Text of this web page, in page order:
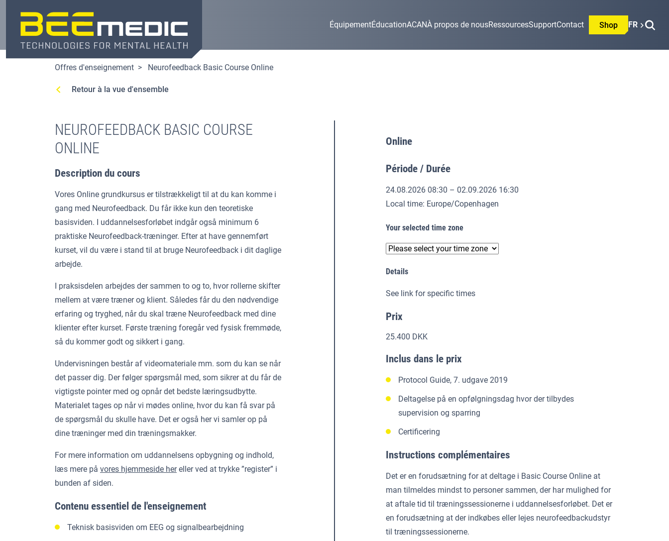
content
ÉquipementÉducationACANÀ propos de nousRessourcesSupportContact Shop FR
Offres d'enseignement Neurofeedback Basic Course Online
Retour à la vue d'ensemble
NEUROFEEDBACK BASIC COURSE
ONLINE
Description du cours
Vores Online grundkursus er tilstrækkeligt til at du kan komme i
gang med Neurofeedback. Du får ikke kun den teoretiske
basisviden. I uddannelsesforløbet indgår også minimum 6
praktiske Neurofeedback-træninger. Efter at have gennemført
kurset, vil du være i stand til at bruge Neurofeedback i dit daglige
arbejde.
I praksisdelen arbejdes der sammen to og to, hvor rollerne skifter
mellem at være træner og klient. Således får du den nødvendige
erfaring og tryghed, når du skal træne Neurofeedback med dine
klienter efter kurset. Første træning foregår ved fysisk fremmøde,
så du kommer godt og sikkert i gang.
Undervisningen består af videomateriale mm. som du kan se når
det passer dig. Der følger spørgsmål med, som sikrer at du får de
vigtigste pointer med og opnår det bedste læringsudbytte.
Materialet tages op når vi mødes online, hvor du kan få svar på
de spørgsmål du skulle have. Det er også her vi samler op på
dine træninger med din træningsmakker.
For mere information om uddannelsens opbygning og indhold,
læs mere på vores hjemmeside hereller ved at trykke ”register” i
bunden af siden.
Contenu essentiel de l'enseignement
Teknisk basisviden om EEG og signalbearbejdning
Online
Période / Durée
24.08.2026 08:30 – 02.09.2026 16:30
Local time: Europe/Copenhagen
Your selected time zone
Details
See link for specific times
Prix
25.400 DKK
Inclus dans le prix
Protocol Guide, 7. udgave 2019
Deltagelse på en opfølgningsdag hvor der tilbydes
supervision og sparring
Certificering
Instructions complémentaires
Det er en forudsætning for at deltage i Basic Course Online at
man tilmeldes mindst to personer sammen, der har mulighed for
at aftale tid til træningssessionerne i uddannelsesforløbet. Det er
en forudsætning at der indkøbes eller lejes neurofeedbackudstyr
til træningssessionerne.